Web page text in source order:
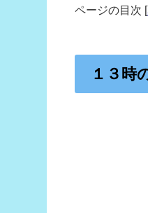
ページの目次 [
１３時